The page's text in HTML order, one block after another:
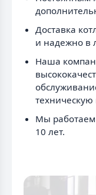
Доставка
и надежно в
Наша
техническую
Мы работаем
10 лет.